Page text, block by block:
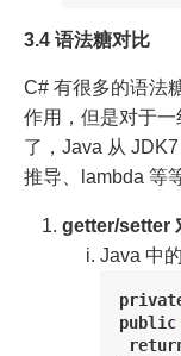
3.4 语法糖对比
C# 有很多的语法
作用，但是对于
了，Java 从
推导、lambda 等
getter/setter
Java 中的
public